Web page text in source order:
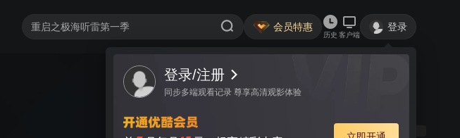
会员特惠
历史 客户端
登录